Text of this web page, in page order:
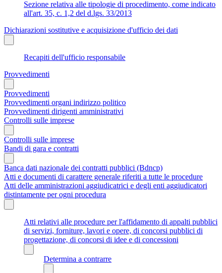
Sezione relativa alle tipologie di procedimento, come indicato
all'art. 35, c. 1,2 del d.lgs. 33/2013
Dichiarazioni sostitutive e acquisizione d'ufficio dei dati
Recapiti dell'ufficio responsabile
Provvedimenti
Provvedimenti
Provvedimenti organi indirizzo politico
Provvedimenti dirigenti amministrativi
Controlli sulle imprese
Controlli sulle imprese
Bandi di gara e contratti
Banca dati nazionale dei contratti pubblici (Bdncp)
Atti e documenti di carattere generale riferiti a tutte le procedure
Atti delle amministrazioni aggiudicatrici e degli enti aggiudicatori
distintamente per ogni procedura
Atti relativi alle procedure per l'affidamento di appalti pubblici
di servizi, forniture, lavori e opere, di concorsi pubblici di
progettazione, di concorsi di idee e di concessioni
Determina a contrarre